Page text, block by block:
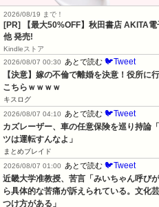
2026/08/19 まで！
[PR] 【最大50%OFF】秋田書店 AKITA
他 発売!
Kindleストア
2026/08/07 00:30
あとで読む 🐦Tweet
【決意】嫁の不倫で離婚を決意！役所に
こちらｗｗｗｗ
キスログ
2026/08/07 04:10
あとで読む 🐦Tweet
カズレーザー、車の任意保険を巡り持論
ツは運転すんなよ」
まとめブレイド
2026/08/07 01:00
あとで読む 🐦Tweet
近畿大学准教授、苦言「みいちゃん呼び
ら具体的な苦痛が訴えられている。文化
つけ方がある」